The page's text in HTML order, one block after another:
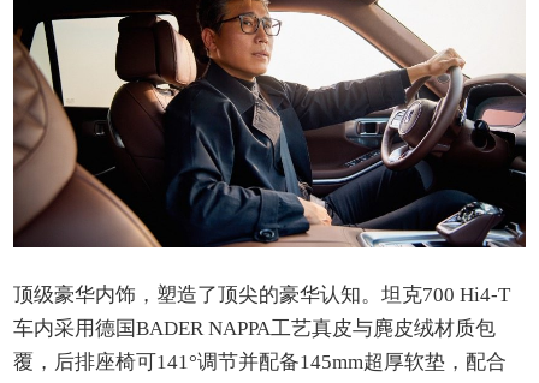
顶级豪华内饰，塑造了顶尖的豪华认知。坦克700 Hi4-T
车内采用德国BADER NAPPA工艺真皮与麂皮绒材质包
覆，后排座椅可141°调节并配备145mm超厚软垫，配合